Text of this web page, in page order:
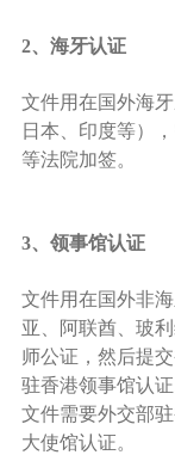
2、海牙认证
文件用在国外海
日本、印度等）
等法院加签。
3、领事馆认证
文件用在国外非
亚、阿联酋、玻
师公证，然后提
驻香港领事馆认
文件需要外交部
大使馆认证。